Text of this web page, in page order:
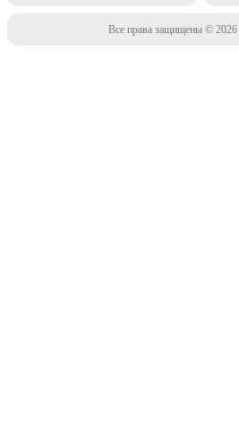
Все права защищены © 2026